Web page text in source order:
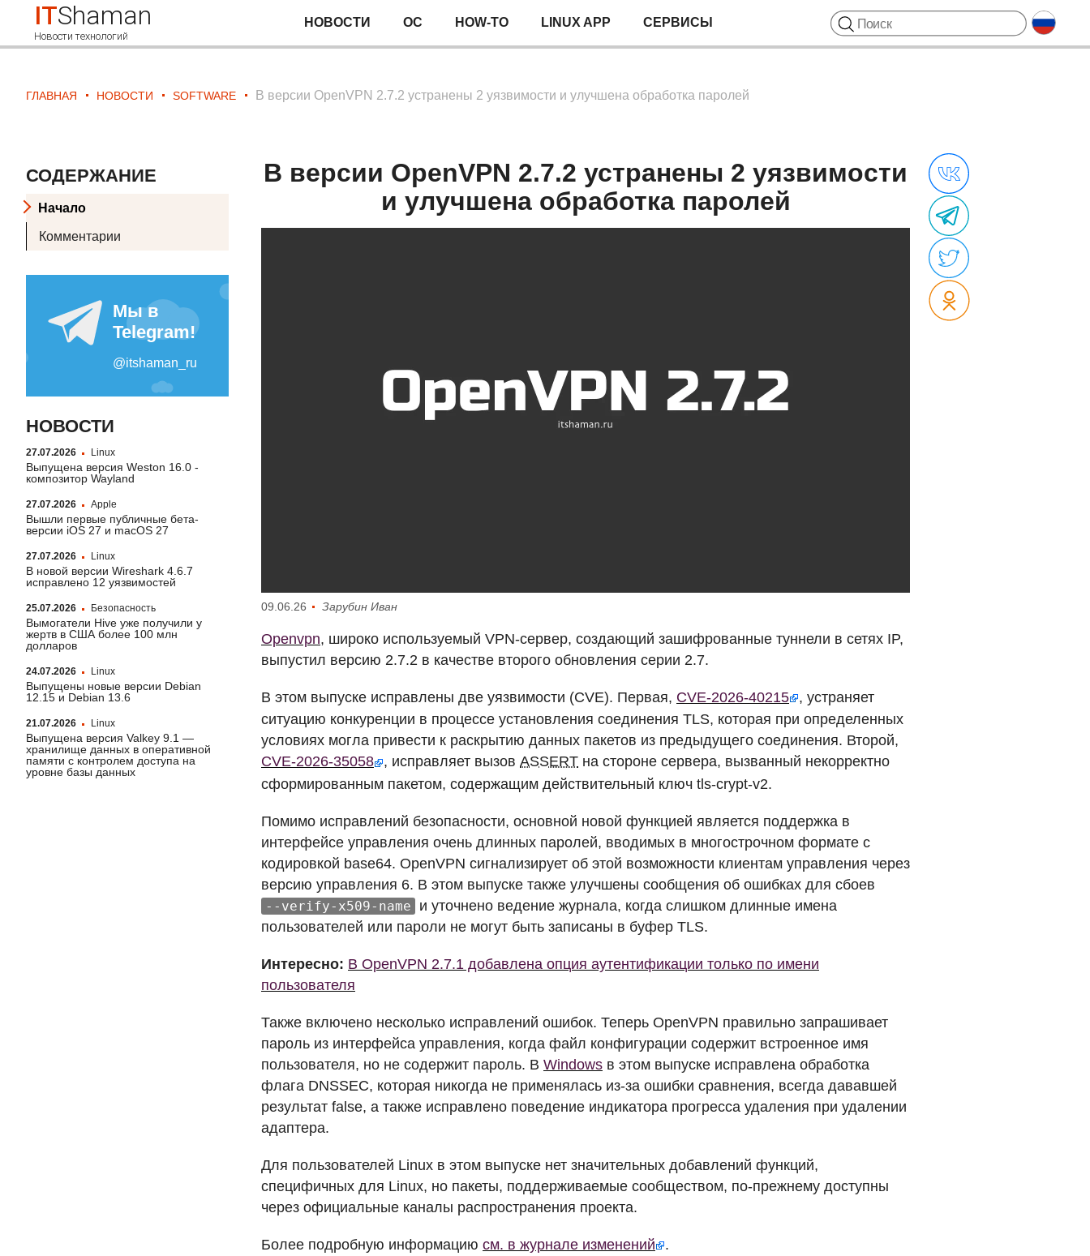
ITShaman
Новости технологий
НОВОСТИ ОС HOW-TO LINUX APP СЕРВИСЫ
ГЛАВНАЯ НОВОСТИ SOFTWARE В версии OpenVPN 2.7.2 устранены 2 уязвимости и улучшена обработка паролей
СОДЕРЖАНИЕ
Начало
Комментарии
НОВОСТИ
27.07.2026 Linux
Выпущена версия Weston 16.0 -
композитор Wayland
27.07.2026 Apple
Вышли первые публичные бета-
версии iOS 27 и macOS 27
27.07.2026 Linux
В новой версии Wireshark 4.6.7
исправлено 12 уязвимостей
25.07.2026 Безопасность
Вымогатели Hive уже получили у
жертв в США более 100 млн
долларов
24.07.2026 Linux
Выпущены новые версии Debian
12.15 и Debian 13.6
21.07.2026 Linux
Выпущена версия Valkey 9.1 —
хранилище данных в оперативной
памяти с контролем доступа на
уровне базы данных
В версии OpenVPN 2.7.2 устранены 2 уязвимости
и улучшена обработка паролей
09.06.26 Зарубин Иван
Openvpn, широко используемый VPN-сервер, создающий зашифрованные туннели в сетях IP,
выпустил версию 2.7.2 в качестве второго обновления серии 2.7.
В этом выпуске исправлены две уязвимости (CVE). Первая, CVE-2026-40215
, устраняет
ситуацию конкуренции в процессе установления соединения TLS, которая при определенных
условиях могла привести к раскрытию данных пакетов из предыдущего соединения. Второй,
CVE-2026-35058 , исправляет вызов ASSERT на стороне сервера, вызванный некорректно
сформированным пакетом, содержащим действительный ключ tls-crypt-v2.
Помимо исправлений безопасности, основной новой функцией является поддержка в
интерфейсе управления очень длинных паролей, вводимых в многострочном формате с
кодировкой base64. OpenVPN сигнализирует об этой возможности клиентам управления через
версию управления 6. В этом выпуске также улучшены сообщения об ошибках для сбоев
--verify-x509-name
и уточнено ведение журнала, когда слишком длинные имена
пользователей или пароли не могут быть записаны в буфер TLS.
Интересно: В OpenVPN 2.7.1 добавлена опция аутентификации только по имени
пользователя
Также включено несколько исправлений ошибок. Теперь OpenVPN правильно запрашивает
пароль из интерфейса управления, когда файл конфигурации содержит встроенное имя
пользователя, но не содержит пароль. В Windows в этом выпуске исправлена обработка
флага DNSSEC, которая никогда не применялась из-за ошибки сравнения, всегда дававшей
результат false, а также исправлено поведение индикатора прогресса удаления при удалении
адаптера.
Для пользователей Linux в этом выпуске нет значительных добавлений функций,
специфичных для Linux, но пакеты, поддерживаемые сообществом, по-прежнему доступны
через официальные каналы распространения проекта.
Более подробную информацию см. в журнале изменений .